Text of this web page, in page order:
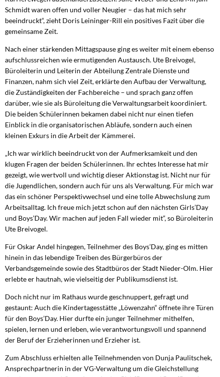
Schmidt waren offen und voller Neugier – das hat mich sehr
beeindruckt“, zieht Doris Leininger-Rill ein positives Fazit über die
gemeinsame Zeit.
Nach einer stärkenden Mittagspause ging es weiter mit einem ebenso
aufschlussreichen wie ermutigenden Austausch. Ute Breivogel,
Büroleiterin und Leiterin der Abteilung Zentrale Dienste und
Finanzen, nahm sich viel Zeit, erklärte den Aufbau der Verwaltung,
die Zuständigkeiten der Fachbereiche – und sprach ganz offen
darüber, wie sie als Büroleitung die Verwaltungsarbeit koordiniert.
Die beiden Schülerinnen bekamen dabei nicht nur einen tiefen
Einblick in die organisatorischen Abläufe, sondern auch einen
kleinen Exkurs in die Arbeit der Kämmerei.
„Ich war wirklich beeindruckt von der Aufmerksamkeit und den
klugen Fragen der beiden Schülerinnen. Ihr echtes Interesse hat mir
gezeigt, wie wertvoll und wichtig dieser Aktionstag ist. Nicht nur für
die Jugendlichen, sondern auch für uns als Verwaltung. Für mich war
das ein schöner Perspektivwechsel und eine tolle Abwechslung zum
Arbeitsalltag. Ich freue mich jetzt schon auf den nächsten Girls’Day
und Boys’Day. Wir machen auf jeden Fall wieder mit“, so Büroleiterin
Ute Breivogel.
Für Oskar Andel hingegen, Teilnehmer des Boys’Day, ging es mitten
hinein in das lebendige Treiben des Bürgerbüros der
Verbandsgemeinde sowie des Stadtbüros der Stadt Nieder-Olm. Hier
erlebte er hautnah, wie vielseitig der Publikumsdienst ist.
Doch nicht nur im Rathaus wurde geschnuppert, gefragt und
gestaunt: Auch die Kindertagesstätte „Löwenzahn“ öffnete ihre Türen
für den Boys’Day. Hier durfte ein junger Teilnehmer mithelfen,
spielen, lernen und erleben, wie verantwortungsvoll und spannend
der Beruf der Erzieherinnen und Erzieher ist.
Zum Abschluss erhielten alle Teilnehmenden von Dunja Paulitschek,
Ansprechpartnerin in der VG-Verwaltung um die Gleichstellung